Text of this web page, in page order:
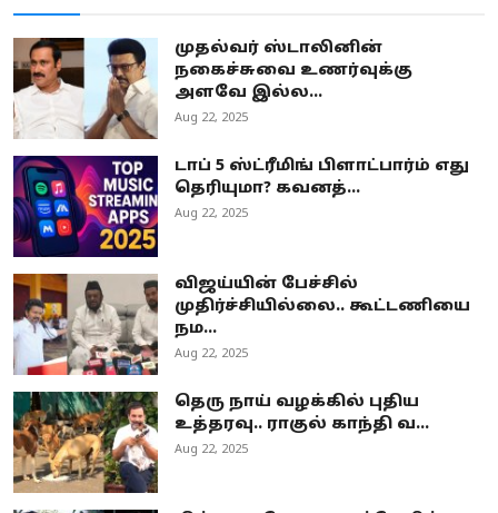
முதல்வர் ஸ்டாலினின்
நகைச்சுவை உணர்வுக்கு
அளவே இல்ல...
Aug 22, 2025
டாப் 5 ஸ்ட்ரீமிங் பிளாட்பார்ம் எது
தெரியுமா? கவனத்...
Aug 22, 2025
விஜய்யின் பேச்சில்
முதிர்ச்சியில்லை.. கூட்டணியை
நம...
Aug 22, 2025
தெரு நாய் வழக்கில் புதிய
உத்தரவு.. ராகுல் காந்தி வ...
Aug 22, 2025